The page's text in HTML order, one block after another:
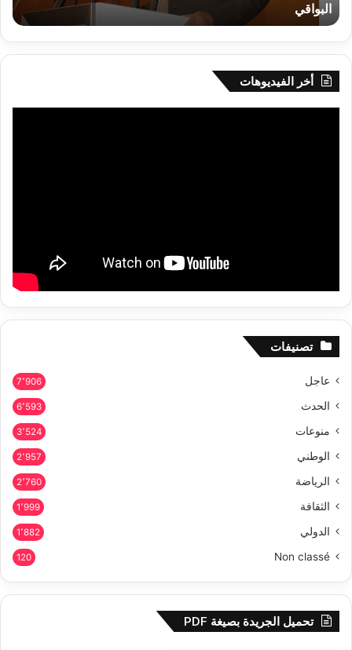
البواقي
البواقي
أخر الفيديوهات
تصنيفات
عاجل 7٬906
الحدث 6٬593
منوعات 3٬524
الوطني 2٬957
الرياضة 2٬760
الثقافة 1٬999
الدولي 1٬882
Non classé
120
تحميل الجريدة بصيغة PDF